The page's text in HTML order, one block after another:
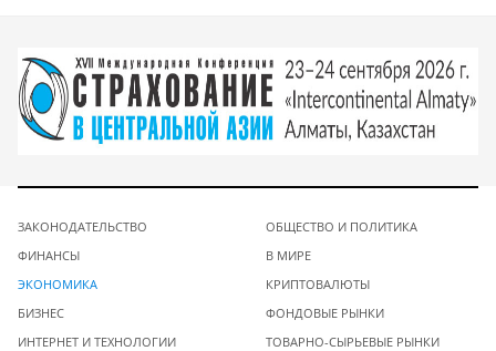
ЗАКОНОДАТЕЛЬСТВО
ФИНАНСЫ
ЭКОНОМИКА
БИЗНЕС
ИНТЕРНЕТ И ТЕХНОЛОГИИ
ОБЩЕСТВО И ПОЛИТИКА
В МИРЕ
КРИПТОВАЛЮТЫ
ФОНДОВЫЕ РЫНКИ
ТОВАРНО-СЫРЬЕВЫЕ РЫНКИ